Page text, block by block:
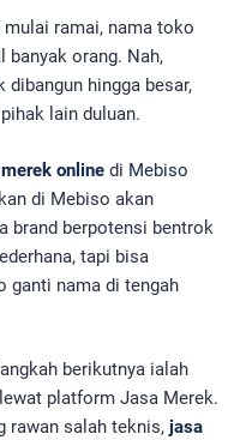
ramai, nama toko
orang. Nah,
hingga besar,
lain duluan.
online di Mebiso
di Mebiso akan
brand berpotensi bentrok
tapi bisa
ganti nama di tengah
berikutnya ialah
lewat platform Jasa Merek.
rawan salah teknis, jasa